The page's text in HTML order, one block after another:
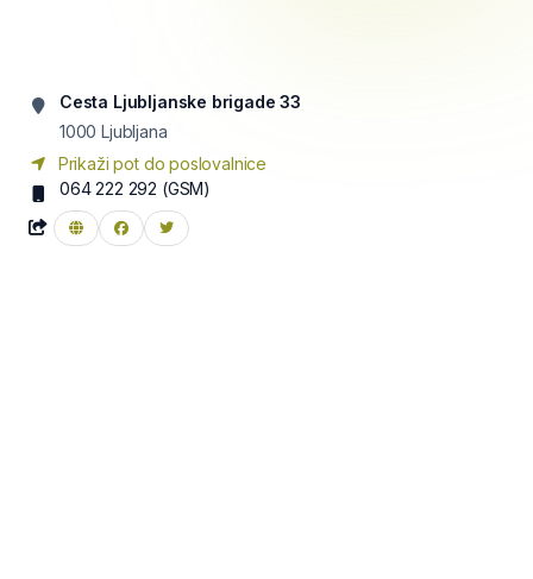
Cesta Ljubljanske brigade 33
1000 Ljubljana
Prikaži pot do poslovalnice
064 222 292 (GSM)